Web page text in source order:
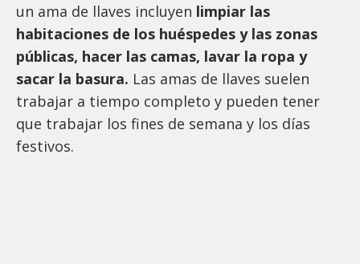
un ama de llaves incluyen limpiar las
habitaciones de los huéspedes y las zonas
públicas, hacer las camas, lavar la ropa y
sacar la basura. Las amas de llaves suelen
trabajar a tiempo completo y pueden tener
que trabajar los fines de semana y los días
festivos.